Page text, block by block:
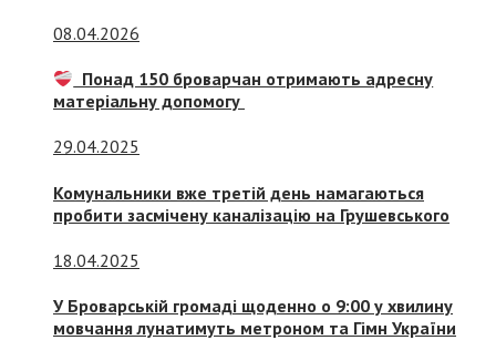
08.04.2026
Понад 150 броварчан отримають адресну
матеріальну допомогу
29.04.2025
Комунальники вже третій день намагаються
пробити засмічену каналізацію на Грушевського
18.04.2025
У Броварській громаді щоденно о 9:00 у хвилину
мовчання лунатимуть метроном та Гімн України